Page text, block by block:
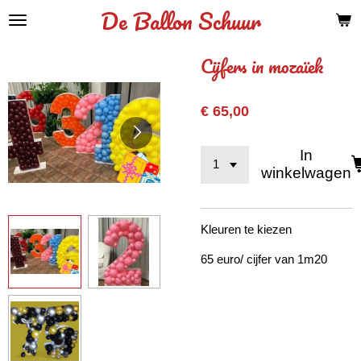
Ga
hoofdinhoud
De Ballon Schuur
Cijfers in mozaïek
€ 65,00
In
winkelwagen
Kleuren te kiezen
65 euro/ cijfer van 1m20